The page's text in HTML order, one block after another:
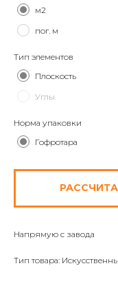
м2
пог. м
Тип элементов
Плоскость
Углы
Норма упаковки
Гофротара
Напрямую с завода
Тип товара: